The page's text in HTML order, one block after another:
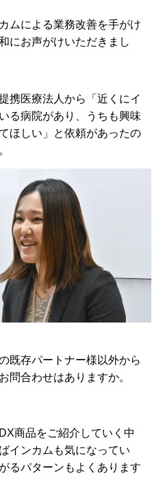
ムによる業務改善を手がけ
にお声がけいただきまし
携医療法人から「近くにイ
る病院があり、うちも興味
ほしい」と依頼があったの
既存パートナー様以外から
問合わせはありますか。
商品をご紹介していく中
インカムも気になってい
るパターンもよくあります